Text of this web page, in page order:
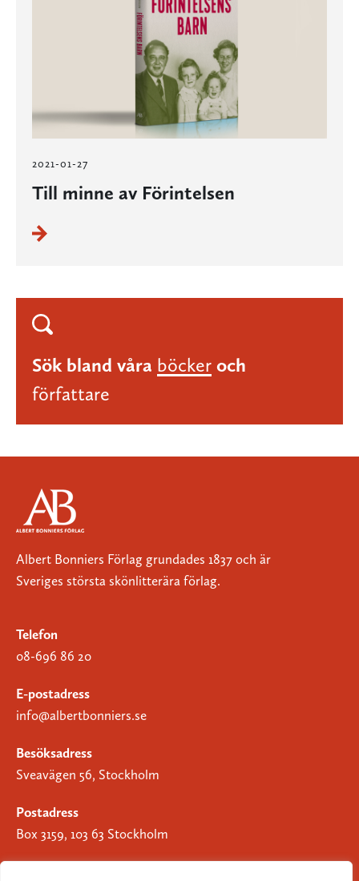
2021-01-27
Till minne av Förintelsen
Sök bland våra böcker och
författare
Albert Bonniers Förlag grundades 1837 och är
Sveriges största skönlitterära förlag.
Telefon
08-696 86 20
E-postadress
info@albertbonniers.se
Besöksadress
Sveavägen 56, Stockholm
Postadress
Box 3159, 103 63 Stockholm